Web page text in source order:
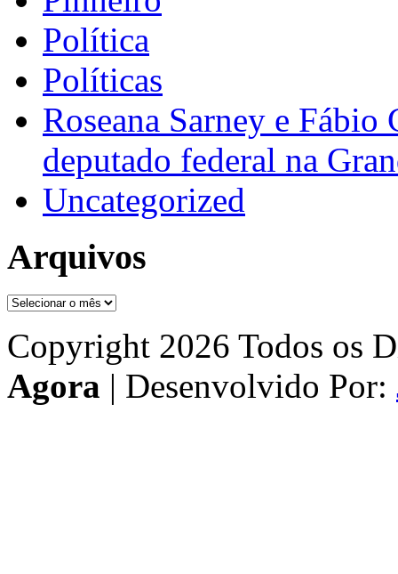
Política
Políticas
Roseana Sarney e
deputado federal na
Uncategorized
Arquivos
Arquivos
Copyright 2026 Todos os
Agora | Desenvolvido Por: